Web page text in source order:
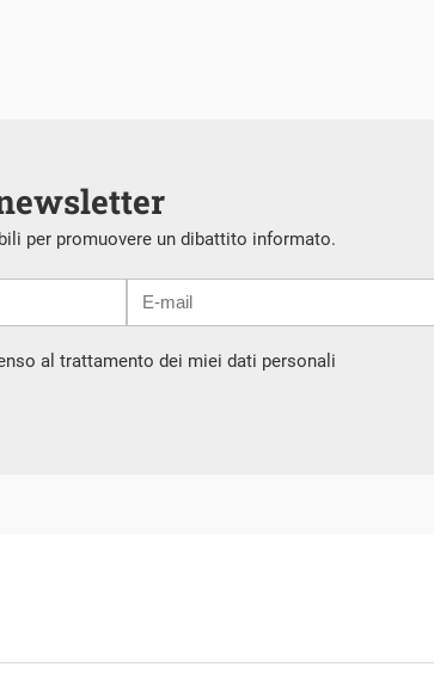
per promuovere un dibattito informato.
al trattamento dei miei dati personali